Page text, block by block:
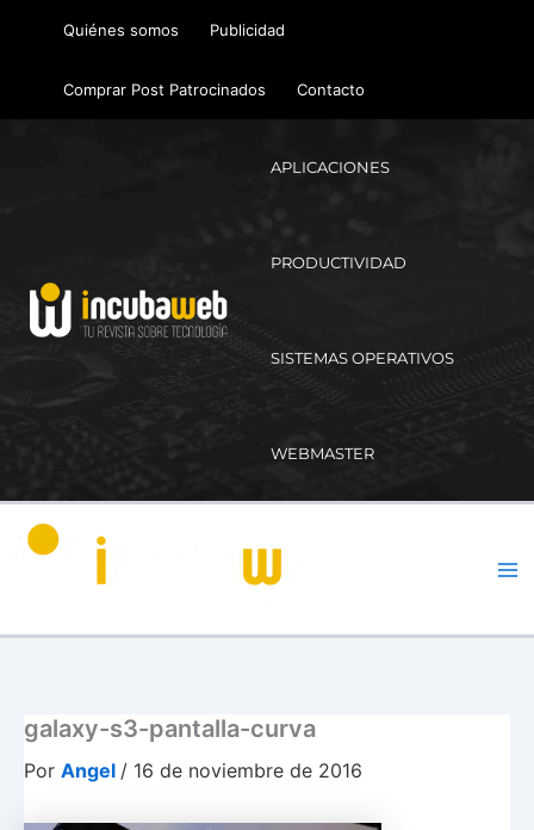
Quiénes somos Publicidad
Comprar Post Patrocinados Contacto
APLICACIONES
PRODUCTIVIDAD
SISTEMAS OPERATIVOS
WEBMASTER
galaxy-s3-pantalla-curva
Por Angel / 16 de noviembre de 2016